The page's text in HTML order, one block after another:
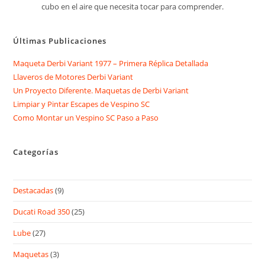
cubo en el aire que necesita tocar para comprender.
Últimas Publicaciones
Maqueta Derbi Variant 1977 – Primera Réplica Detallada
Llaveros de Motores Derbi Variant
Un Proyecto Diferente. Maquetas de Derbi Variant
Limpiar y Pintar Escapes de Vespino SC
Como Montar un Vespino SC Paso a Paso
Categorías
Destacadas(9)
Ducati Road 350(25)
Lube(27)
Maquetas(3)